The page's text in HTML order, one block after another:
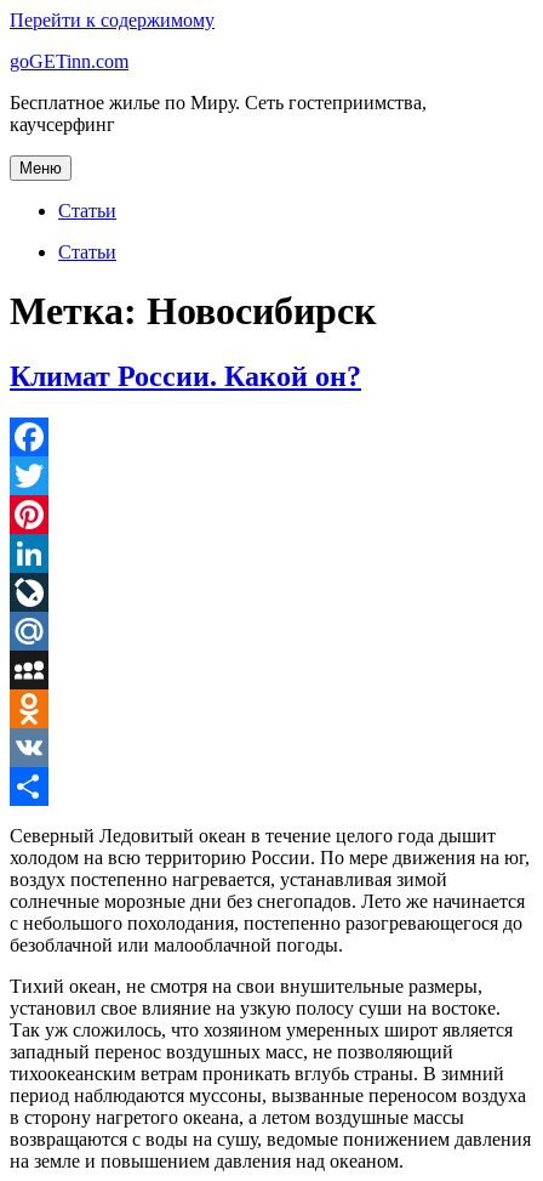
Перейти к содержимому
goGETinn.com
Бесплатное жилье по Миру. Сеть гостеприимства,
каучсерфинг
Меню
Статьи
Статьи
Метка: Новосибирск
Климат России. Какой он?
Facebook
Twitter
Pinterest
LinkedIn
LiveJournal
Mail.Ru
MySpace
Odnoklassniki
VK
Отправить
Северный Ледовитый океан в течение целого года дышит
холодом на всю территорию России. По мере движения на юг,
воздух постепенно нагревается, устанавливая зимой
солнечные морозные дни без снегопадов. Лето же начинается
с небольшого похолодания, постепенно разогревающегося до
безоблачной или малооблачной погоды.
Тихий океан, не смотря на свои внушительные размеры,
установил свое влияние на узкую полосу суши на востоке.
Так уж сложилось, что хозяином умеренных широт является
западный перенос воздушных масс, не позволяющий
тихоокеанским ветрам проникать вглубь страны. В зимний
период наблюдаются муссоны, вызванные переносом воздуха
в сторону нагретого океана, а летом воздушные массы
возвращаются с воды на сушу, ведомые понижением давления
на земле и повышением давления над океаном.